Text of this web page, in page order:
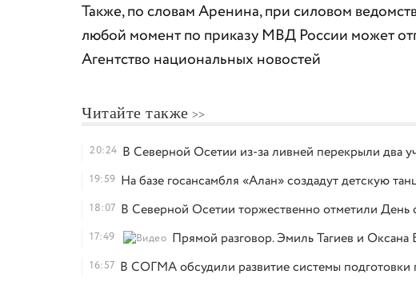
Также, по словам Аренина, при силовом
любой момент по приказу МВД России может
Агентство национальных новостей
Читайте также
20:24 В Северной Осетии из-за ливней перекрыли два
19:59 На базе госансамбля «Алан» создадут детскую
18:07 В Северной Осетии торжественно отметили День
17:49 Прямой разговор. Эмиль Тагиев и Оксана
16:57 В СОГМА обсудили развитие системы